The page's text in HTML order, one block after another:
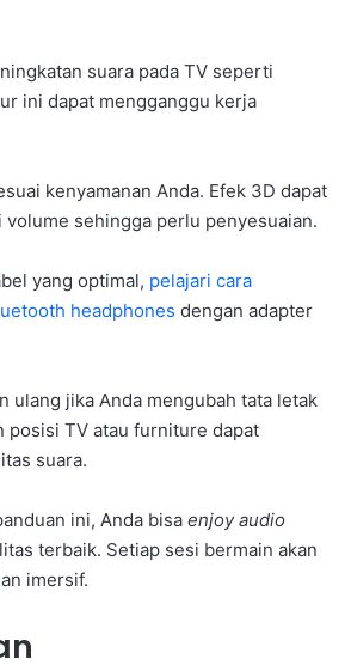
suara pada TV seperti
ini dapat mengganggu kerja
kenyamanan Anda. Efek 3D dapat
sehingga perlu penyesuaian.
yang optimal, pelajari cara
headphones dengan adapter
ulang jika Anda mengubah tata letak
posisi TV atau furniture dapat
suara.
ini, Anda bisa enjoy audio
terbaik. Setiap sesi bermain akan
imersif.